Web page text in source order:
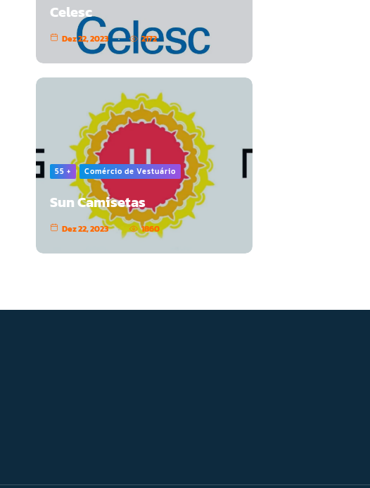
Celesc
Dez 22, 2023 2172
55 + Comércio de Vestuário
Sun Camisetas
Dez 22, 2023 1860